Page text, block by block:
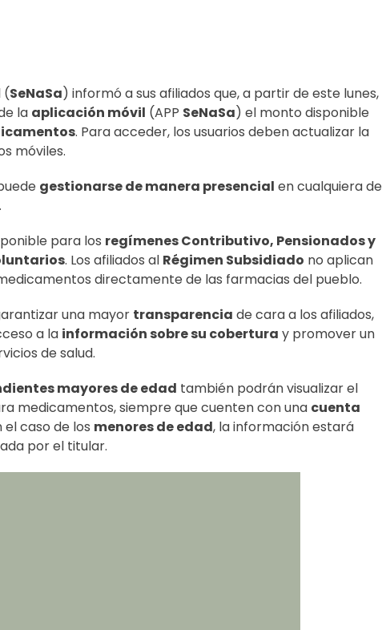
(SeNaSa) informó a sus afiliados que, a partir de este lunes,
la aplicación móvil (APP SeNaSa) el monto disponible
. Para acceder, los usuarios deben actualizar la
móviles.
gestionarse de manera presencial en cualquiera de
para los regímenes Contributivo, Pensionados y
. Los afiliados al Régimen Subsidiado no aplican
directamente de las farmacias del pueblo.
una mayor transparencia de cara a los afiliados,
a la información sobre su cobertura y promover un
de salud.
mayores de edad también podrán visualizar el
medicamentos, siempre que cuenten con una cuenta
el caso de los menores de edad, la información estará
por el titular.